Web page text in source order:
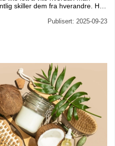
skiller dem fra hverandre. Her
– enkelt og inspirerende
Publisert: 2025-09-23